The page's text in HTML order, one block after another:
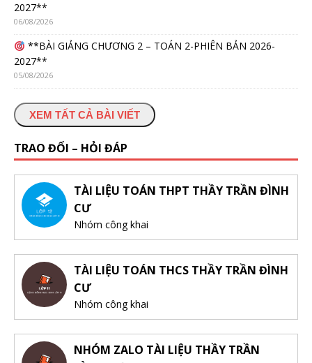
2027**
06/08/2026
**BÀI GIẢNG CHƯƠNG 2 – TOÁN 2-PHIÊN BẢN 2026-
2027**
05/08/2026
XEM TẤT CẢ BÀI VIẾT
TRAO ĐỔI – HỎI ĐÁP
TÀI LIỆU TOÁN THPT THẦY TRẦN ĐÌNH
CƯ
Nhóm công khai
TÀI LIỆU TOÁN THCS THẦY TRẦN ĐÌNH
CƯ
Nhóm công khai
NHÓM ZALO TÀI LIỆU THẦY TRẦN